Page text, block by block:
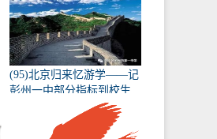
出教研学习
(95)北京归来忆游学——记
彭州一中部分指标到校生
北京游学之旅（二）